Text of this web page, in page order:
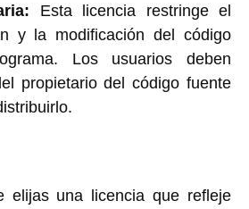
Esta licencia restringe el
y la modificación del código
Los usuarios deben
propietario del código fuente
elijas una licencia que refleje